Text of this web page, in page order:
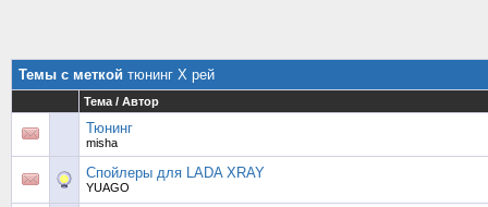
Темы с меткой тюнинг Х рей
Тема / Автор
Тюнинг
misha
Спойлеры для LADA XRAY
YUAGO